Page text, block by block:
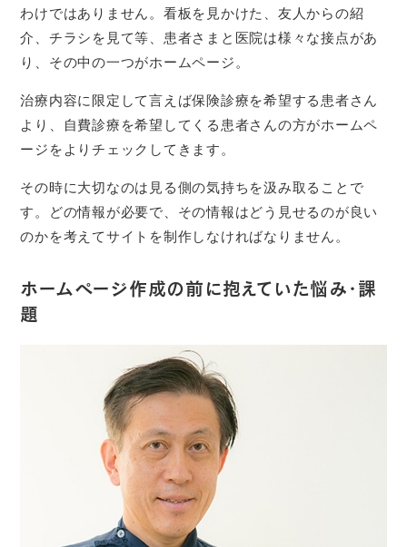
わけではありません。看板を見かけた、友人からの紹
介、チラシを見て等、患者さまと医院は様々な接点があ
り、その中の一つがホームページ。
治療内容に限定して言えば保険診療を希望する患者さん
より、自費診療を希望してくる患者さんの方がホームペ
ージをよりチェックしてきます。
その時に大切なのは見る側の気持ちを汲み取ることで
す。どの情報が必要で、その情報はどう見せるのが良い
のかを考えてサイトを制作しなければなりません。
ホームページ作成の前に抱えていた悩み・課
題